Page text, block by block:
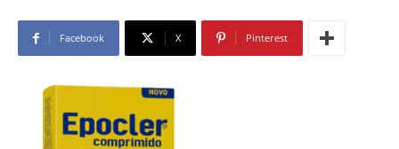
Facebook X Pinterest